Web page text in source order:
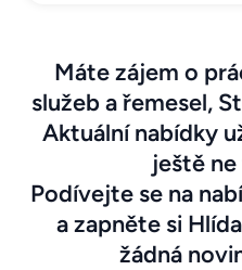
Máte zájem o
služeb a řemesel,
Aktuální nabídky
ještě
Podívejte se na
a zapněte si
žádná